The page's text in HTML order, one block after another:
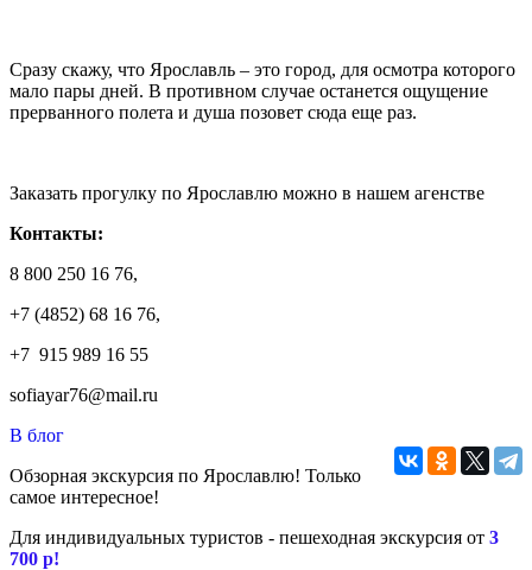
Сразу скажу, что Ярославль – это город, для осмотра которого
мало пары дней. В противном случае останется ощущение
прерванного полета и душа позовет сюда еще раз.
Заказать прогулку по Ярославлю можно в нашем агенстве
Контакты:
8 800 250 16 76,
+7 (4852) 68 16 76,
+7 915 989 16 55
sofiayar76@mail.ru
В блог
Обзорная экскурсия по Ярославлю! Только
самое интересное!
Для индивидуальных туристов - пешеходная экскурсия от 3
700 р!